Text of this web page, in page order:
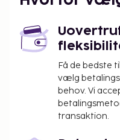
Få de bedste
vælg
behov. Vi
transaktion.